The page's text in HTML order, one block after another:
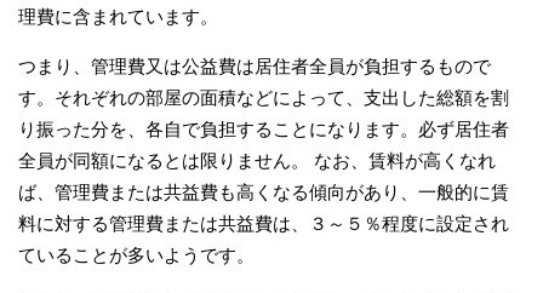
理費に含まれています。
つまり、管理費又は公益費は居住者全員が負担するもので
す。それぞれの部屋の面積などによって、支出した総額を割
り振った分を、各自で負担することになります。必ず居住者
全員が同額になるとは限りません。 なお、賃料が高くなれ
ば、管理費または共益費も高くなる傾向があり、一般的に賃
料に対する管理費または共益費は、３～５％程度に設定され
ていることが多いようです。